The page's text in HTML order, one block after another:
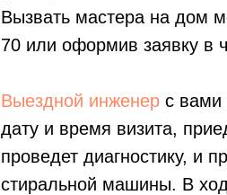
Вызвать мастера на дом
70 или оформив заявку в
Выездной инженер с вами
дату и время визита,
проведет диагностику, и
стиральной машины. В